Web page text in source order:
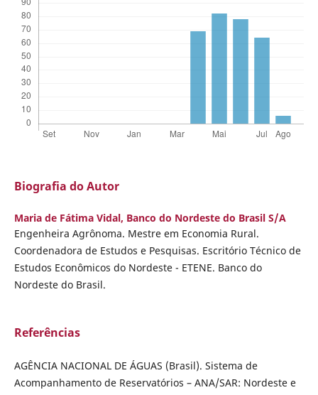
Biografia do Autor
Maria de Fátima Vidal, Banco do Nordeste do Brasil S/A
Engenheira Agrônoma. Mestre em Economia Rural.
Coordenadora de Estudos e Pesquisas. Escritório Técnico de
Estudos Econômicos do Nordeste - ETENE. Banco do
Nordeste do Brasil.
Referências
AGÊNCIA NACIONAL DE ÁGUAS (Brasil). Sistema de
Acompanhamento de Reservatórios – ANA/SAR: Nordeste e